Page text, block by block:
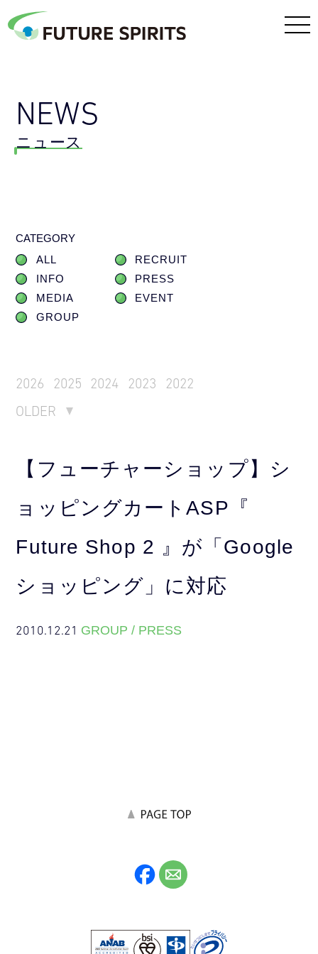
NEWS
ニュース
CATEGORY
ALL
RECRUIT
INFO
PRESS
MEDIA
EVENT
GROUP
2026 2025 2024 2023
2022
OLDER
【フューチャーショップ】シ
ョッピングカートASP『
Future Shop 2 』が「Google
ショッピング」に対応
2010.12.21 GROUP / PRESS